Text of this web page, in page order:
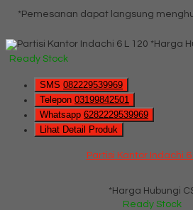
*Pemesanan dapat langsung
*Harga
Ready Stock
SMS 082229539969
Telepon 03199842501
Whatsapp 6282229539969
Lihat Detail Produk
Partisi Kantor Indachi 6
*Harga Hubungi
Ready Stock